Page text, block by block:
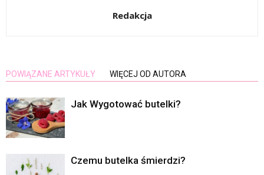
Redakcja
POWIĄZANE ARTYKUŁY WIĘCEJ OD AUTORA
Jak Wygotować butelki?
Czemu butelka śmierdzi?